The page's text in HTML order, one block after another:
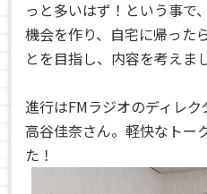
っと多いはず！という事で
機会を作り、自宅に帰った
とを目指し、内容を考えま
進行はFMラジオのディレ
高谷佳奈さん。軽快なトー
た！